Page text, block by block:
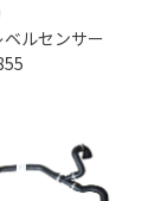
ルセンサー